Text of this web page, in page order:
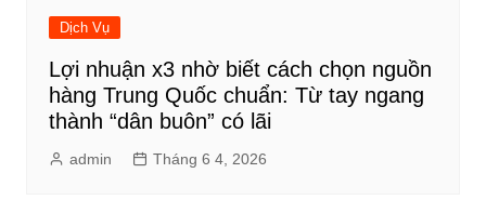
Dịch Vụ
Lợi nhuận x3 nhờ biết cách chọn nguồn
hàng Trung Quốc chuẩn: Từ tay ngang
thành “dân buôn” có lãi
admin Tháng 6 4, 2026